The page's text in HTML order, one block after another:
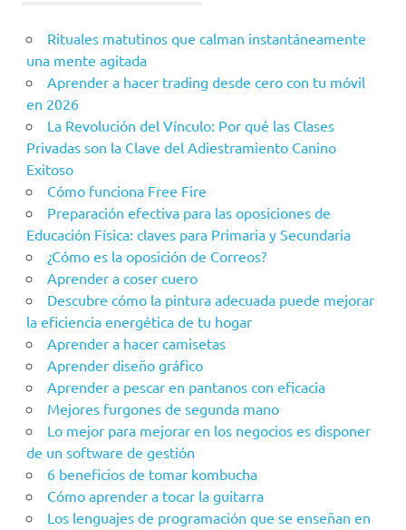
Rituales matutinos que calman instantáneamente
una mente agitada
Aprender a hacer trading desde cero con tu móvil
en 2026
La Revolución del Vínculo: Por qué las Clases
Privadas son la Clave del Adiestramiento Canino
Exitoso
Cómo funciona Free Fire
Preparación efectiva para las oposiciones de
Educación Física: claves para Primaria y Secundaria
¿Cómo es la oposición de Correos?
Aprender a coser cuero
Descubre cómo la pintura adecuada puede mejorar
la eficiencia energética de tu hogar
Aprender a hacer camisetas
Aprender diseño gráfico
Aprender a pescar en pantanos con eficacia
Mejores furgones de segunda mano
Lo mejor para mejorar en los negocios es disponer
de un software de gestión
6 beneficios de tomar kombucha
Cómo aprender a tocar la guitarra
Los lenguajes de programación que se enseñan en